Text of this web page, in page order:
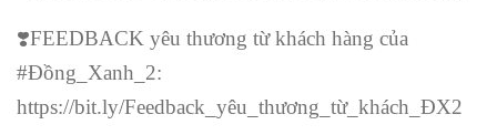
❣️FEEDBACK yêu thương từ khách hàng của
#Đồng_Xanh_2:
https://bit.ly/Feedback_yêu_thương_từ_khách_ĐX2